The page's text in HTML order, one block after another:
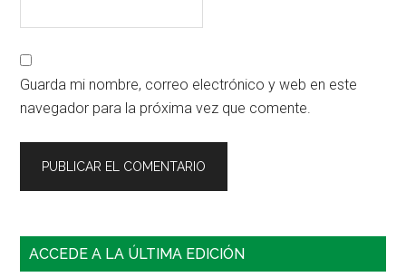
Guarda mi nombre, correo electrónico y web en este
navegador para la próxima vez que comente.
Barra
ACCEDE A LA ÚLTIMA EDICIÓN